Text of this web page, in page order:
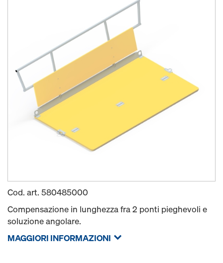
Cod. art. 580485000
Compensazione in lunghezza fra 2 ponti pieghevoli e
soluzione angolare.
MAGGIORI INFORMAZIONI